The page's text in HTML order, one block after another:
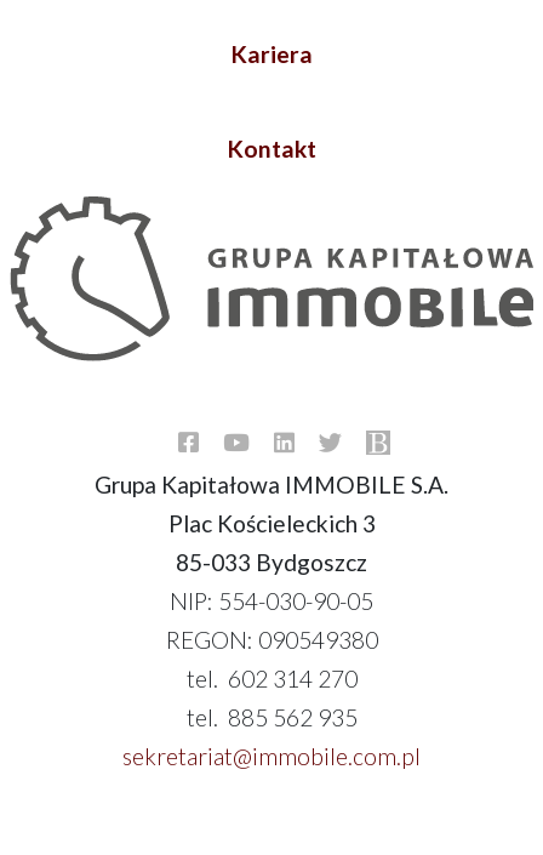
Kariera
Kontakt
Grupa Kapitałowa IMMOBILE S.A.
Plac Kościeleckich 3
85-033 Bydgoszcz
NIP: 554-030-90-05
REGON: 090549380
tel. 602 314 270
tel. 885 562 935
sekretariat@immobile.com.pl